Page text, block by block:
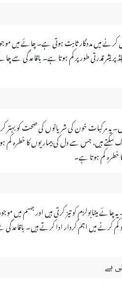
کرنے میں مددگار ثابت ہوتی ہے۔ چائے میں
قدرتی طور پر کم ہوتا ہے۔ باقاعدگی
یہ مرکبات خون کی شریانوں کی صحت کو بہتر
ہیں، جس سے دل کی بیماریوں کا خطرہ کم
خطرہ کم ہوتا ہے۔
میٹابولزم کو تیز کرتی ہیں اور جسم میں
کرنے میں اہم کردار ادا کرتے ہیں۔